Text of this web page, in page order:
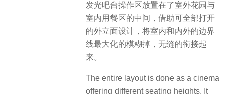
发光吧台操作区放置在了室外花园与
室内用餐区的中间，借助可全部打开
的外立面设计，将室内和内外的边界
线最大化的模糊掉，无缝的衔接起
来。
The entire layout is done as a cinema
offering different seating heights. It